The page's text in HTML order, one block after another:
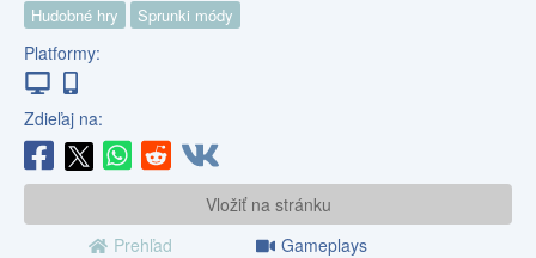
Hudobné hry Sprunki módy
Platformy:
Zdieľaj na:
Vložiť na stránku
Prehľad
Gameplays